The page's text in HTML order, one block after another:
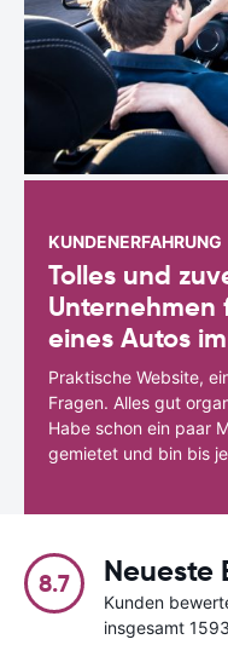
KUNDENERFAHRUNG
Tolles und
eines Autos
Praktische Website,
Fragen. Alles gut
Habe schon ein paar
gemietet und bin bis
8.7 Neueste
Kunden
insgesamt